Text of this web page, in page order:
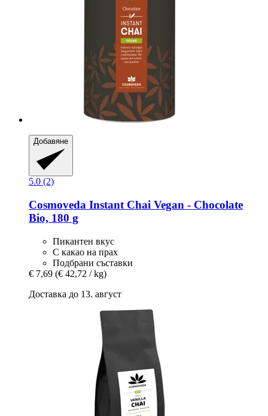
Добавяне
5.0 (2)
Cosmoveda Instant Chai Vegan -​ Chocolate
Bio, 180 g
Пикантен вкус
С какао на прах
Подбрани съставки
€ 7,69 (€ 42,72 / kg)
Доставка до 13. август